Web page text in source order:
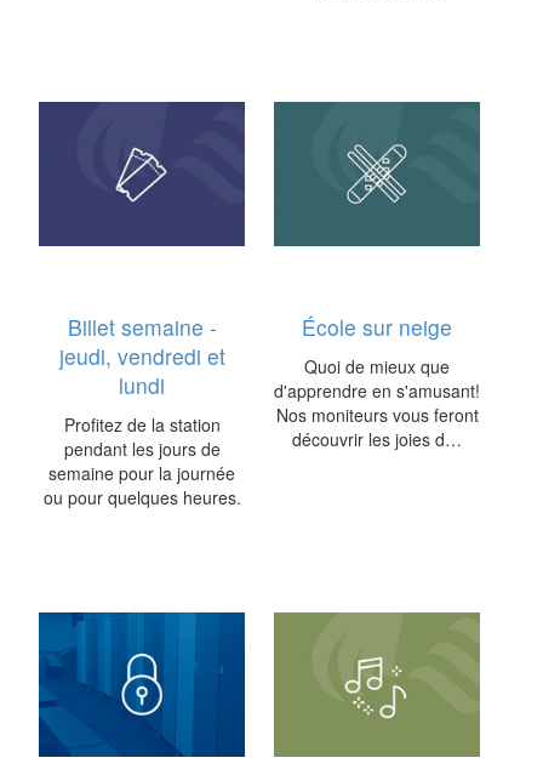
Billet semaine -
jeudi, vendredi et
lundi
Profitez de la station
pendant les jours de
semaine pour la journée
ou pour quelques heures.
École sur neige
Quoi de mieux que
d'apprendre en s'amusant!
Nos moniteurs vous feront
découvrir les joies d…